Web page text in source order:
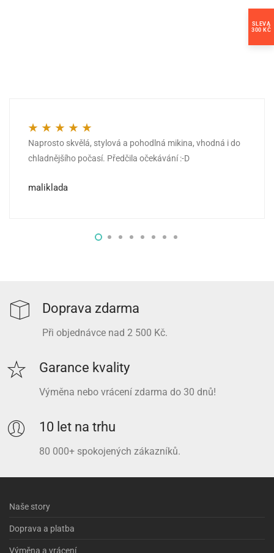
Hodnocení 5z 5
Naprosto skvělá, stylová a pohodlná mikina, vhodná i do
chladnějšího počasí. Předčila očekávání :-D
maliklada
SLEVA
300 KČ
Doprava zdarma
Při objednávce nad 2 500 Kč.
Garance kvality
Výměna nebo vrácení zdarma do 30 dnů!
10 let na trhu
80 000+ spokojených zákazníků.
Naše story
Doprava a platba
Výměna a vrácení